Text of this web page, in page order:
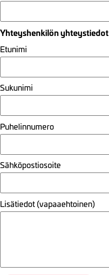
Yhteyshenkilön yhteystiedot
Etunimi
Sukunimi
Puhelinnumero
Sähköpostiosoite
Lisätiedot (vapaaehtoinen)